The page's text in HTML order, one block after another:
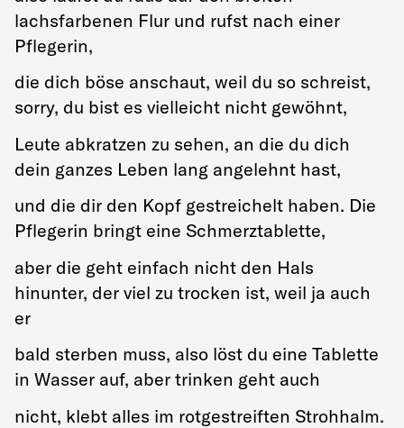
lachsfarbenen Flur und rufst nach einer
Pflegerin,
die dich böse anschaut, weil du so schreist,
sorry, du bist es vielleicht nicht gewöhnt,
Leute abkratzen zu sehen, an die du dich
dein ganzes Leben lang angelehnt hast,
und die dir den Kopf gestreichelt haben. Die
Pflegerin bringt eine Schmerztablette,
aber die geht einfach nicht den Hals
hinunter, der viel zu trocken ist, weil ja auch
er
bald sterben muss, also löst du eine Tablette
in Wasser auf, aber trinken geht auch
nicht, klebt alles im rotgestreiften Strohhalm.